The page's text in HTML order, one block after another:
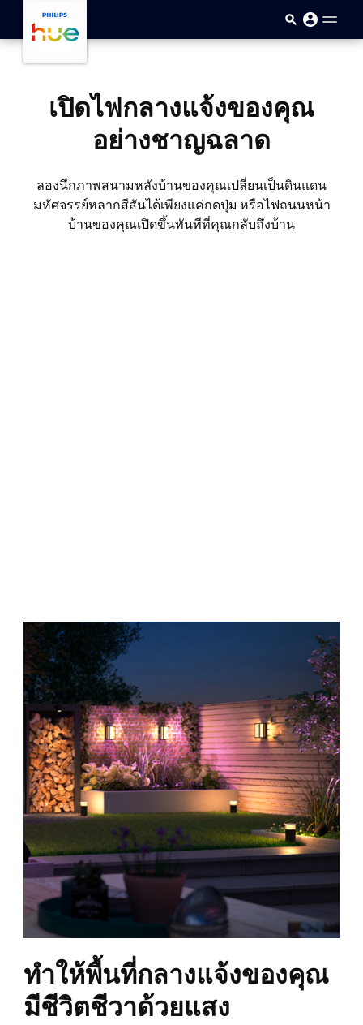
เปิดไฟกลางแจ้งของคุณ
อย่างชาญฉลาด
ลองนึกภาพสนามหลังบ้านของคุณเปลี่ยนเป็นดินแดน
มหัศจรรย์หลากสีสันได้เพียงแค่กดปุ่ม หรือไฟถนนหน้า
บ้านของคุณเปิดขึ้นทันทีที่คุณกลับถึงบ้าน
ทำให้พื้นที่กลางแจ้งของคุณ
มีชีวิตชีวาด้วยแสง